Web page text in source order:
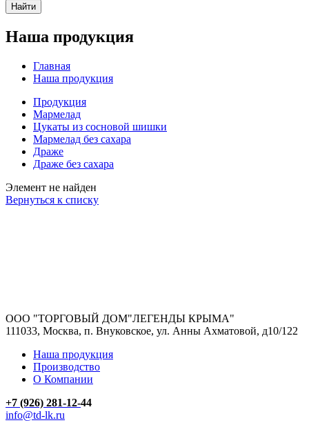
Найти
Наша продукция
Главная
Наша продукция
Продукция
Мармелад
Цукаты из сосновой шишки
Мармелад без сахара
Драже
Драже без сахара
Элемент не найден
Вернуться к списку
ООО "ТОРГОВЫЙ ДОМ"ЛЕГЕНДЫ КРЫМА"
111033, Москва, п. Внуковское, ул. Анны Ахматовой, д10/122
Наша продукция
Производство
О Компании
+7 (926) 281-12-44
info@td-lk.ru